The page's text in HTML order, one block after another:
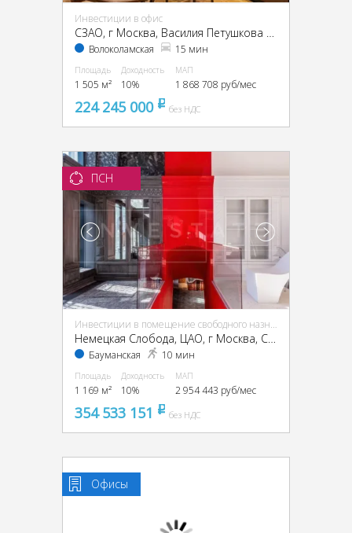
Инвестиции в офис
Волоколамская 15 мин
Площадь
1 505 м²
Доходность
10%
МАП
1 868 708 руб/мес
224 245 000 pуббез НДС
ПСН
Инвестиции в помещение свободного назначения (ПСН)
Немецкая Слобода, ЦАО, г Москва, Спартаковская ул., 11, стр. 1
Бауманская 10 мин
Площадь
1 169 м²
Доходность
10%
МАП
2 954 443 руб/мес
354 533 151 pуббез НДС
Офисы